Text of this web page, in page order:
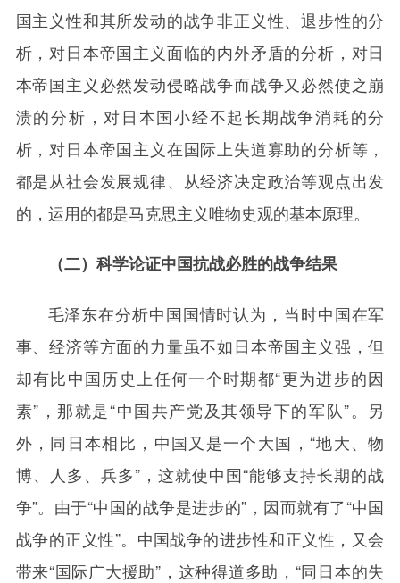
国主义性和其所发动的战争非正义性、退步性的分
析，对日本帝国主义面临的内外矛盾的分析，对日
本帝国主义必然发动侵略战争而战争又必然使之崩
溃的分析，对日本国小经不起长期战争消耗的分
析，对日本帝国主义在国际上失道寡助的分析等，
都是从社会发展规律、从经济决定政治等观点出发
的，运用的都是马克思主义唯物史观的基本原理。
（二）科学论证中国抗战必胜的战争结果
毛泽东在分析中国国情时认为，当时中国在军
事、经济等方面的力量虽不如日本帝国主义强，但
却有比中国历史上任何一个时期都“更为进步的因
素”，那就是“中国共产党及其领导下的军队”。另
外，同日本相比，中国又是一个大国，“地大、物
博、人多、兵多”，这就使中国“能够支持长期的战
争”。由于“中国的战争是进步的”，因而就有了“中国
战争的正义性”。中国战争的进步性和正义性，又会
带来“国际广大援助”，这种得道多助，“同日本的失